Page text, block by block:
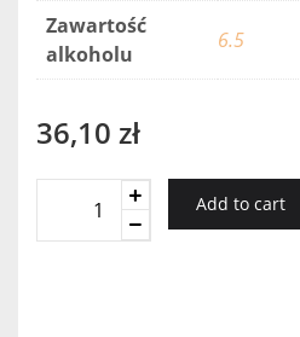
Zawartość
alkoholu
6.5
36,10 zł
Add to cart